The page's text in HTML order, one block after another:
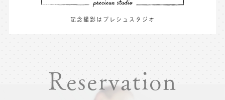
記念撮影はプレシュスタジオ
Reservation